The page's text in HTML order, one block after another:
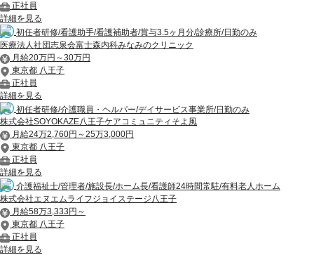
正社員
詳細を見る
初任者研修/看護助手/看護補助者/賞与3.5ヶ月分/診療所/日勤のみ
医療法人社団志泉会富士森内科みなみのクリニック
月給20万円～30万円
東京都 八王子
正社員
詳細を見る
初任者研修/介護職員・ヘルパー/デイサービス事業所/日勤のみ
株式会社SOYOKAZE八王子ケアコミュニティそよ風
月給24万2,760円～25万3,000円
東京都 八王子
正社員
詳細を見る
介護福祉士/管理者/施設長/ホーム長/看護師24時間常駐/有料老人ホーム
株式会社エヌエムライフジョイステージ八王子
月給58万3,333円～
東京都 八王子
正社員
詳細を見る